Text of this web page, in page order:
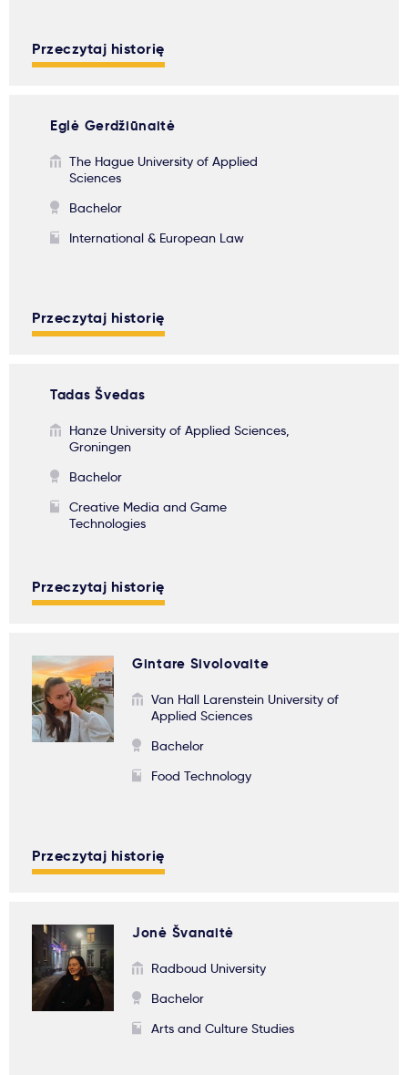
Przeczytaj historię
Eglė Gerdžiūnaitė
The Hague University of Applied
Sciences
Bachelor
International & European Law
Przeczytaj historię
Tadas Švedas
Hanze University of Applied Sciences,
Groningen
Bachelor
Creative Media and Game
Technologies
Przeczytaj historię
Gintare Sivolovaite
Van Hall Larenstein University of
Applied Sciences
Bachelor
Food Technology
Przeczytaj historię
Jonė Švanaitė
Radboud University
Bachelor
Arts and Culture Studies